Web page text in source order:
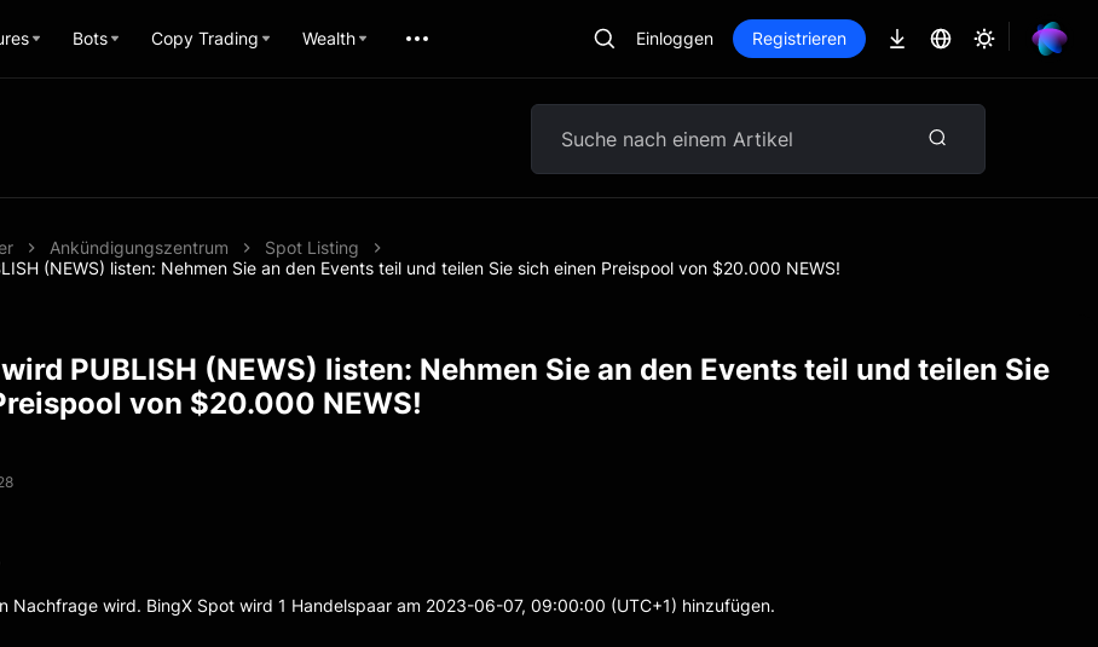
Bots Copy Trading Wealth Einloggen Registrieren
Ankündigungszentrum
Spot Listing
(NEWS) listen: Nehmen Sie an den Events teil und teilen Sie sich einen Preispool von $20.000 NEWS!
PUBLISH (NEWS) listen: Nehmen Sie an den Events teil und teilen Sie
von $20.000 NEWS!
Nachfrage wird. BingX Spot wird 1 Handelspaar am 2023-06-07, 09:00:00 (UTC+1) hinzufügen.